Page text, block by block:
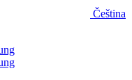
Čeština